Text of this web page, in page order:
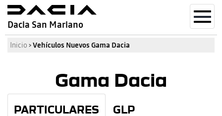
Dacia San Mariano
Inicio ›Vehículos Nuevos Gama Dacia
Gama Dacia
PARTICULARES GLP